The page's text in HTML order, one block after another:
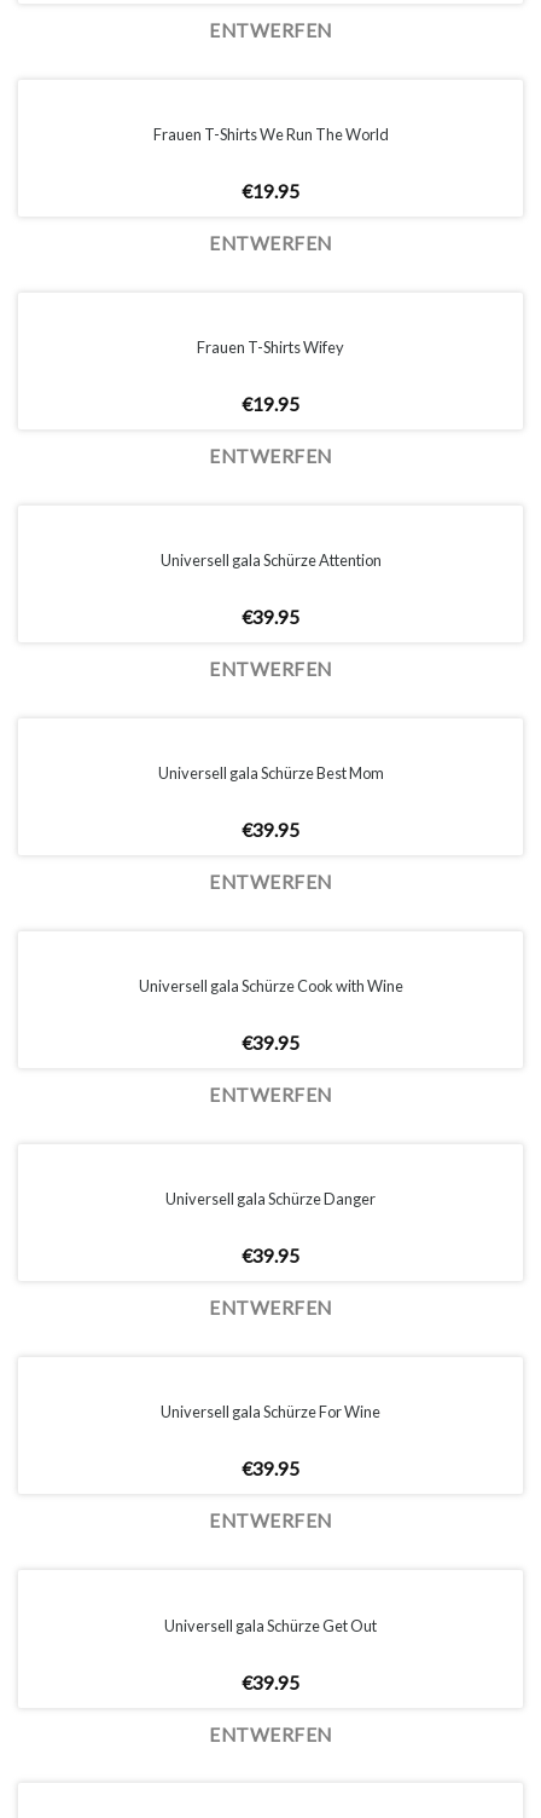
ENTWERFEN
Frauen T-Shirts We Run The World
€19.95
ENTWERFEN
Frauen T-Shirts Wifey
€19.95
ENTWERFEN
Universell gala Schürze Attention
€39.95
ENTWERFEN
Universell gala Schürze Best Mom
€39.95
ENTWERFEN
Universell gala Schürze Cook with Wine
€39.95
ENTWERFEN
Universell gala Schürze Danger
€39.95
ENTWERFEN
Universell gala Schürze For Wine
€39.95
ENTWERFEN
Universell gala Schürze Get Out
€39.95
ENTWERFEN